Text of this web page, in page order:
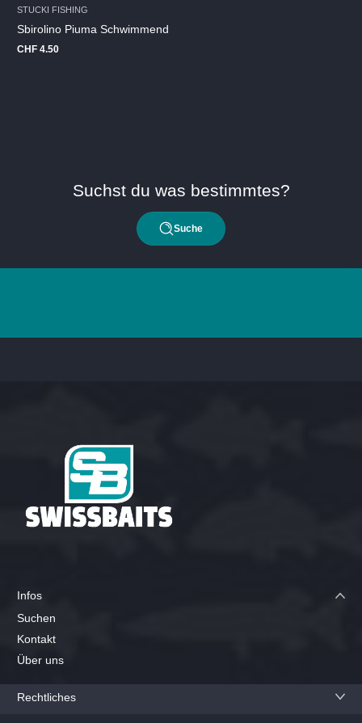
STUCKI FISHING
Sbirolino Piuma Schwimmend
Regulärer
CHF 4.50
Suchst du was bestimmtes?
Suche
Infos
Suchen
Kontakt
Über uns
Rechtliches